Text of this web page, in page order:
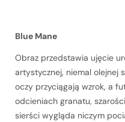
Blue Mane
Obraz przedstawia ujęcie
artystycznej, niemal olejnej
oczy przyciągają wzrok, a
odcieniach granatu,
sierści wygląda niczym